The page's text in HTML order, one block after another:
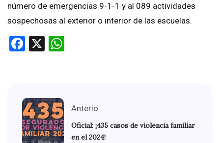
número de emergencias 9-1-1 y al 089 actividades
sospechosas al exterior o interior de las escuelas.
Facebook
X
Anterio
Oficial: ¡435 casos de violencia familiar
en el 2024!